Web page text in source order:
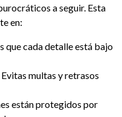
a seguir. Esta
en:
que cada detalle está bajo
Evitas multas y retrasos
están protegidos por